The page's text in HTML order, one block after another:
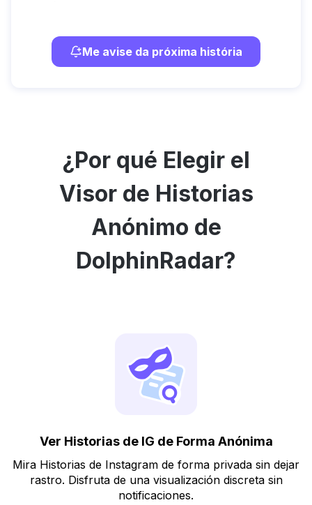
Me avise da próxima história
¿Por qué Elegir el
Visor de Historias
Anónimo de
DolphinRadar?
Ver Historias de IG de Forma Anónima
Mira Historias de Instagram de forma privada sin dejar
rastro. Disfruta de una visualización discreta sin
notificaciones.